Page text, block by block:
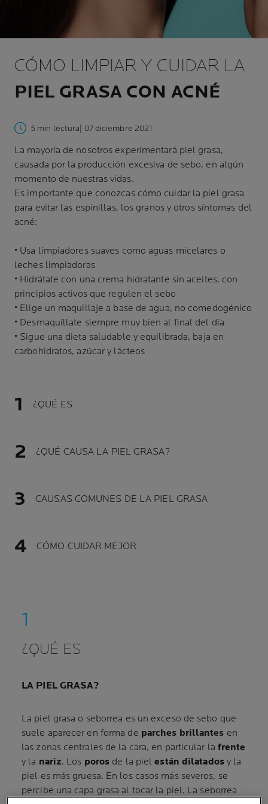
CÓMO LIMPIAR Y CUIDAR LA
PIEL GRASA CON ACNÉ
5 min lectura | 07 diciembre 2021
La mayoría de nosotros experimentará piel grasa,
causada por la producción excesiva de sebo, en algún
momento de nuestras vidas.
Es importante que conozcas cómo cuidar la piel grasa
para evitar las espinillas, los granos y otros síntomas del
acné:
• Usa limpiadores suaves como aguas micelares o
leches limpiadoras
• Hidrátate con una crema hidratante sin aceites, con
principios activos que regulen el sebo
• Elige un maquillaje a base de agua, no comedogénico
• Desmaquíllate siempre muy bien al final del día
• Sigue una dieta saludable y equilibrada, baja en
carbohidratos, azúcar y lácteos
¿QUÉ ES
¿QUÉ CAUSA LA PIEL GRASA?
CAUSAS COMUNES DE LA PIEL GRASA
CÓMO CUIDAR MEJOR
¿QUÉ ES
LA PIEL GRASA?
La piel grasa o seborrea es un exceso de sebo que
suele aparecer en forma de parches brillantes en
las zonas centrales de la cara, en particular la frente
y la nariz. Los poros de la pielestán dilatadosy la
piel es más gruesa. En los casos más severos, se
percibe una capa grasa al tocar la piel. La seborrea